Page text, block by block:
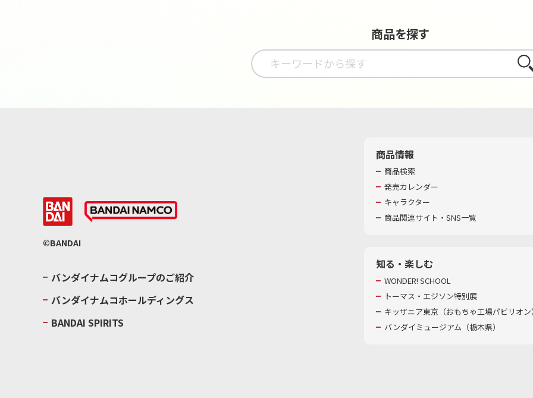
商品を探す
さが
©BANDAI
バンダイナムコグループのご紹介
バンダイナムコホールディングス
BANDAI SPIRITS
商品情報
商品検索
発売カレンダー
キャラクター
商品関連サイト・SNS一覧
知る・楽しむ
WONDER! SCHOOL
トーマス・エジソン特別展
キッザニア東京（おもちゃ工場パビリオ
バンダイミュージアム（栃木県）